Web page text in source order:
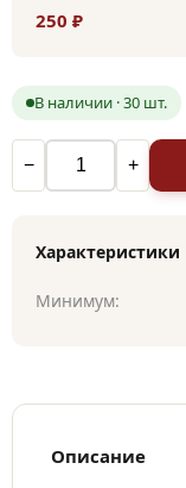
250 ₽
В наличии · 30 шт.
− +
Характеристики
Минимум:
Описание